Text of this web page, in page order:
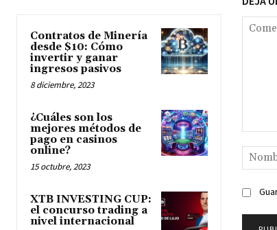
Contratos de Minería
desde $10: Cómo
invertir y ganar
ingresos pasivos
8 diciembre, 2023
¿Cuáles son los
mejores métodos de
pago en casinos
online?
15 octubre, 2023
XTB INVESTING CUP:
el concurso trading a
nivel internacional